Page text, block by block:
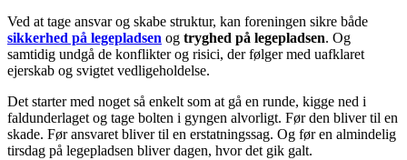
Ved at tage ansvar og skabe struktur, kan foreningen sikre både
sikkerhed på legepladsen og tryghed på legepladsen. Og
samtidig undgå de konflikter og risici, der følger med uafklaret
ejerskab og svigtet vedligeholdelse.
Det starter med noget så enkelt som at gå en runde, kigge ned i
faldunderlaget og tage bolten i gyngen alvorligt. Før den bliver til en
skade. Før ansvaret bliver til en erstatningssag. Og før en almindelig
tirsdag på legepladsen bliver dagen, hvor det gik galt.